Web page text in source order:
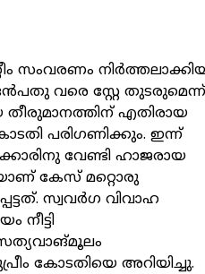
സംവരണം
വരെ സ്റ്റേ തുടരുമെന്ന്
തീരുമാനത്തിന് എതിരായ
പരിഗണിക്കും. ഇന്ന്
വേണ്ടി ഹാജരായ
കേസ് മറ്റൊരു
സ്വവർഗ വിവാഹ
നീട്ടി
കോടതിയെ അറിയിച്ചു.